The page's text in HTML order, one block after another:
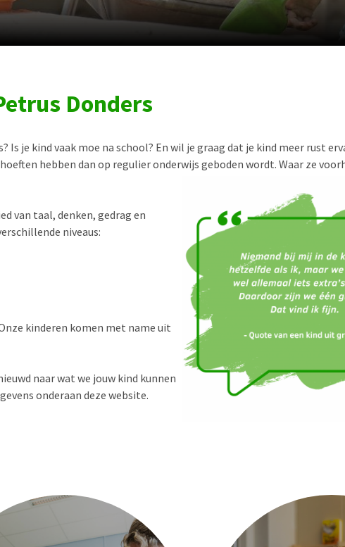
Donders
je kind vaak moe na school? En wil je graag dat je kind meer rust
hebben dan op regulier onderwijs geboden wordt. Waar ze
van taal, denken, gedrag en
niveaus:
kinderen komen met name uit
naar wat we jouw kind kunnen
onderaan deze website.